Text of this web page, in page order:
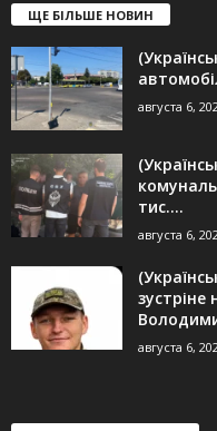
ЩЕ БІЛЬШЕ НОВИН
августа 6,
тис....
августа 6,
зустріне
августа 6,